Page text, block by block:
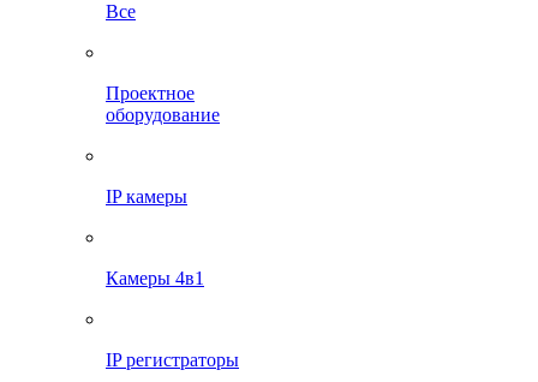
Все
Проектное
оборудование
IP камеры
Камеры 4в1
IP регистраторы